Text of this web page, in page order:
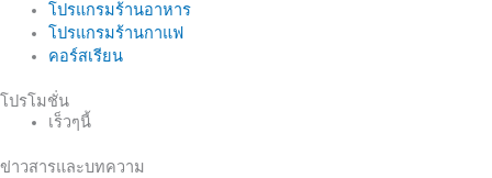
โปรแกรมร้านอาหาร
โปรแกรมร้านกาแฟ
คอร์สเรียน
โปรโมชั่น
เร็วๆนี้
ข่าวสารและบทความ